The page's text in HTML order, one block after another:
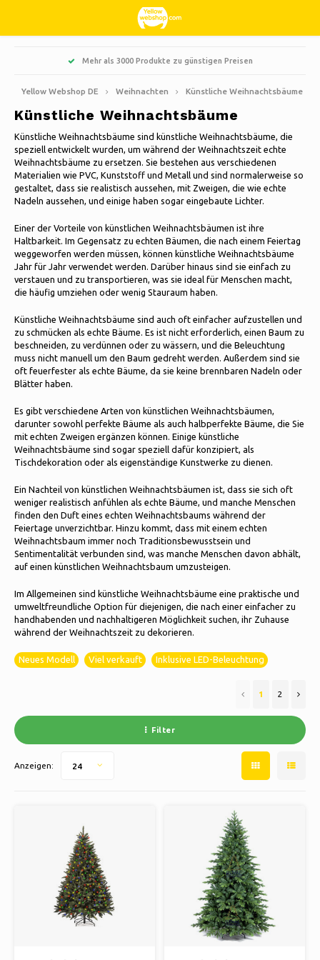
Hoofdmenu / haushalte
Kochen
Reinigen
Aufbewahrungsboxen
Hoofdmenu / hobbys & freizeit
Bücher
Kreativ
Tiere
Fahrräder
Camping
Reisen
Schlittschuhlaufen
Sport
Hoofdmenu / weihnachten
Künstliche Weihnachtsbäume
Weihnachtskränze & Girlanden
Weihnachtsdekoration
Hoofdmenu / kleidung
Jacken Nordberg Outdoor
Wintersport Nordberg Outdoor
Unterwäsche
Socken
Thermo
Hoofdmenu / süßigkeiten und bonbons
Süß, sauer und Lakritz
Hoofdmenu / garten
Barbecue
Pflanzgefäße und Blumentöpfe
Sonnenschirme
Gartendekoration
Gartenwerkzeuge
Gartenmöbel
Hoofdmenu / wohnen, interieur und dekoration
Fußmatten
Dekoration & Zubehör
Duftkerzen
Glasbilder
Kerzen
Uhren
Kissen & Bettwäsche
Lampen & Beleuchtung
Möbel
Hoofdmenu
Nederlands
Deutsch
Français
Español
Italiano
Polski
Mehr als 3000 Produkte zu günstigen Preisen
Yellow Webshop DE Weihnachten Künstliche Weihnachtsbäume
Künstliche Weihnachtsbäume
Künstliche Weihnachtsbäume sind künstliche Weihnachtsbäume, die
speziell entwickelt wurden, um während der Weihnachtszeit echte
Weihnachtsbäume zu ersetzen. Sie bestehen aus verschiedenen
Materialien wie PVC, Kunststoff und Metall und sind normalerweise so
gestaltet, dass sie realistisch aussehen, mit Zweigen, die wie echte
Nadeln aussehen, und einige haben sogar eingebaute Lichter.
Einer der Vorteile von künstlichen Weihnachtsbäumen ist ihre
Haltbarkeit. Im Gegensatz zu echten Bäumen, die nach einem Feiertag
weggeworfen werden müssen, können künstliche Weihnachtsbäume
Jahr für Jahr verwendet werden. Darüber hinaus sind sie einfach zu
verstauen und zu transportieren, was sie ideal für Menschen macht,
die häufig umziehen oder wenig Stauraum haben.
Künstliche Weihnachtsbäume sind auch oft einfacher aufzustellen und
zu schmücken als echte Bäume. Es ist nicht erforderlich, einen Baum zu
beschneiden, zu verdünnen oder zu wässern, und die Beleuchtung
muss nicht manuell um den Baum gedreht werden. Außerdem sind sie
oft feuerfester als echte Bäume, da sie keine brennbaren Nadeln oder
Blätter haben.
Es gibt verschiedene Arten von künstlichen Weihnachtsbäumen,
darunter sowohl perfekte Bäume als auch halbperfekte Bäume, die Sie
mit echten Zweigen ergänzen können. Einige künstliche
Weihnachtsbäume sind sogar speziell dafür konzipiert, als
Tischdekoration oder als eigenständige Kunstwerke zu dienen.
Ein Nachteil von künstlichen Weihnachtsbäumen ist, dass sie sich oft
weniger realistisch anfühlen als echte Bäume, und manche Menschen
finden den Duft eines echten Weihnachtsbaums während der
Feiertage unverzichtbar. Hinzu kommt, dass mit einem echten
Weihnachtsbaum immer noch Traditionsbewusstsein und
Sentimentalität verbunden sind, was manche Menschen davon abhält,
auf einen künstlichen Weihnachtsbaum umzusteigen.
Im Allgemeinen sind künstliche Weihnachtsbäume eine praktische und
umweltfreundliche Option für diejenigen, die nach einer einfacher zu
handhabenden und nachhaltigeren Möglichkeit suchen, ihr Zuhause
während der Weihnachtszeit zu dekorieren.
Neues Modell Viel verkauft Inklusive LED-Beleuchtung
Filter
1 2
Anzeigen: 24